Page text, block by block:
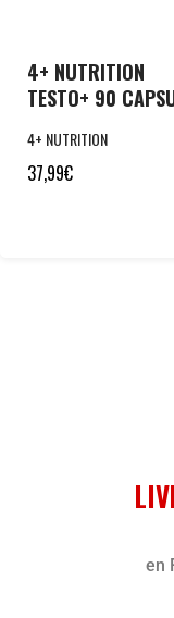
4+ NUTRITION
TESTO+ 90
4+ NUTRITION
37,99€
en